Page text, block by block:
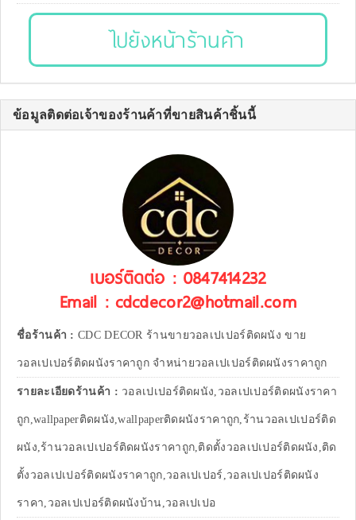
ไปยังหน้าร้านค้า
ข้อมูลติดต่อเจ้าของร้านค้าที่ขายสินค้าชิ้นนี้
เบอร์ติดต่อ : 0847414232
Email : cdcdecor2@hotmail.com
ชื่อร้านค้า : CDC DECOR ร้านขายวอลเปเปอร์ติดผนัง ขาย
วอลเปเปอร์ติดผนังราคาถูก จำหน่ายวอลเปเปอร์ติดผนังราคาถูก
รายละเอียดร้านค้า : วอลเปเปอร์ติดผนัง,วอลเปเปอร์ติดผนังราคา
ถูก,wallpaperติดผนัง,wallpaperติดผนังราคาถูก,ร้านวอลเปเปอร์ติด
ผนัง,ร้านวอลเปเปอร์ติดผนังราคาถูก,ติดตั้งวอลเปเปอร์ติดผนัง,ติด
ตั้งวอลเปเปอร์ติดผนังราคาถูก,วอลเปเปอร์,วอลเปเปอร์ติดผนัง
ราคา,วอลเปเปอร์ติดผนังบ้าน,วอลเปเปอ